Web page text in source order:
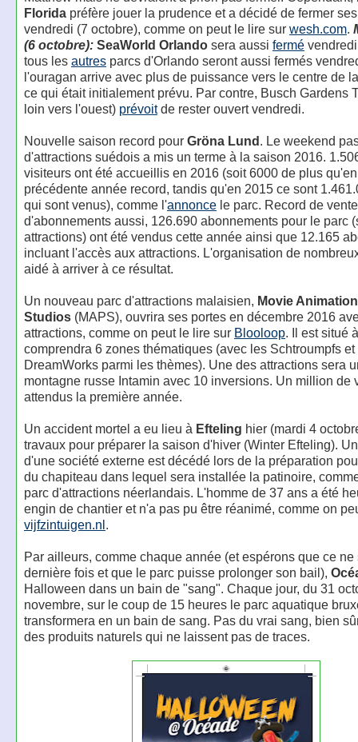
Floridapréfère jouer la prudence et a décidé de fermer
vendredi (7 octobre), comme on peut le lire sur wesh.com.
(6 octobre): SeaWorld Orlandosera aussi fermé
tous les autresparcs d'Orlando seront aussi fermés
l'ouragan arrive avec plus de puissance vers le centre de
ce qui était initialement prévu. Par contre, Busch Gardens
loin vers l'ouest) prévoitde rester ouvert vendredi.
Nouvelle saison record pour Gröna Lund. Le weekend
d'attractions suédois a mis un terme à la saison 2016.
visiteurs ont été accueillis en 2016 (soit 6000 de plus
précédente année record, tandis qu'en 2015 ce sont
qui sont venus), comme l'annoncele parc. Record de vente
d'abonnements aussi, 126.690 abonnements pour le parc
attractions) ont été vendus cette année ainsi que 12.165
incluant l'accès aux attractions. L'organisation de
aidé à arriver à ce résultat.
Un nouveau parc d'attractions malaisien, Movie
Studios(MAPS), ouvrira ses portes en décembre 2016
attractions, comme on peut le lire sur Blooloop. Il est situé
comprendra 6 zones thématiques (avec les Schtroumpfs et
DreamWorks parmi les thèmes). Une des attractions sera
montagne russe Intamin avec 10 inversions. Un million de
attendus la première année.
Un accident mortel a eu lieu à Efteling hier (mardi 4
travaux pour préparer la saison d'hiver (Winter Efteling).
d'une société externe est décédé lors de la préparation
du chapiteau dans lequel sera installée la patinoire,
parc d'attractions néerlandais. L'homme de 37 ans a été
engin de chantier et n'a pas pu être réanimé, comme on
vijfzintuigen.nl.
Par ailleurs, comme chaque année (et espérons que ce ne
dernière fois et que le parc puisse prolonger son bail),
Halloween dans un bain de "sang". Chaque jour, du 31
novembre, sur le coup de 15 heures le parc aquatique
transformera en un bain de sang. Pas du vrai sang, bien
des produits naturels qui ne laissent pas de traces.